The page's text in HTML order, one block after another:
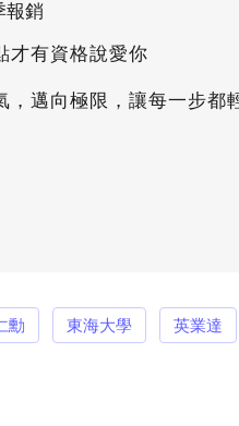
報銷
才有資格說愛你
，邁向極限，讓每一步都
勳 東海大學 英業達